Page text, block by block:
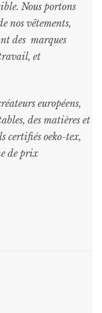
Nous portons
nos vêtements,
des marques
et
européens,
des matières et
certifiés oeko-tex,
de prix